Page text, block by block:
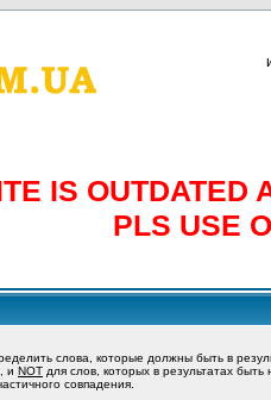
IS OUTDATED
PLS USE
слова, которые должны быть в
и NOT для слов, которых в результатах
совпадения.